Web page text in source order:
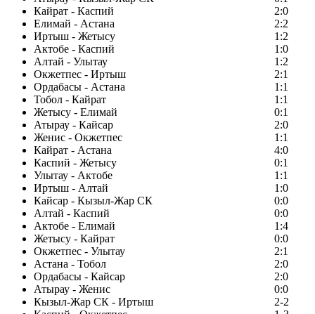
Кайрат - Каспий
2:0
Елимай - Астана
2:2
Иртыш - Жетысу
1:2
Актобе - Каспий
1:0
Алтай - Улытау
1:2
Окжетпес - Иртыш
2:1
Ордабасы - Астана
1:1
Тобол - Кайрат
1:1
Жетысу - Елимай
0:1
Атырау - Кайсар
2:0
Женис - Окжетпес
1:1
Кайрат - Астана
4:0
Каспий - Жетысу
0:1
Улытау - Актобе
1:1
Иртыш - Алтай
1:0
Кайсар - Кызыл-Жар СК
0:0
Алтай - Каспий
0:0
Актобе - Елимай
1:4
Жетысу - Кайрат
0:0
Окжетпес - Улытау
2:1
Астана - Тобол
2:0
Ордабасы - Кайсар
2:0
Атырау - Женис
0:0
Кызыл-Жар СК - Иртыш
2-2